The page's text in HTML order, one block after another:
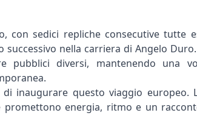
con sedici repliche consecutive tutte
nella carriera di Angelo
pubblici diversi, mantenendo una
inaugurare questo viaggio europeo.
energia, ritmo e un